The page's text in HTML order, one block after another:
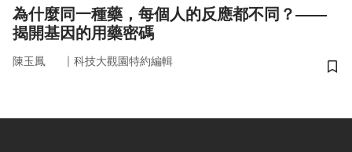
為什麼同一種藥，每個人的反應都不同？——
揭開基因的用藥密碼
陳玉鳳 ｜ 科技大觀園特約編輯
儲